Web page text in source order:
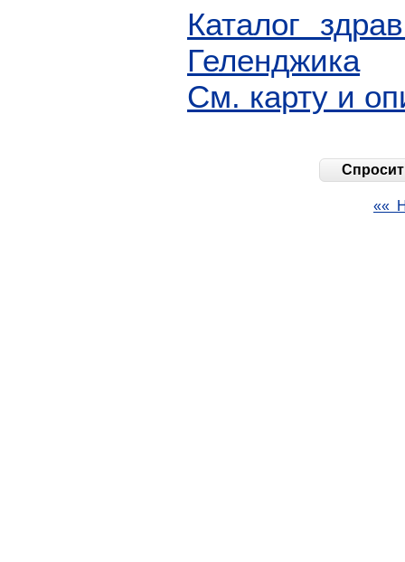
Каталог
Геленджика
См. карту и
««